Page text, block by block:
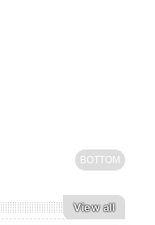
BOTTOM
View all